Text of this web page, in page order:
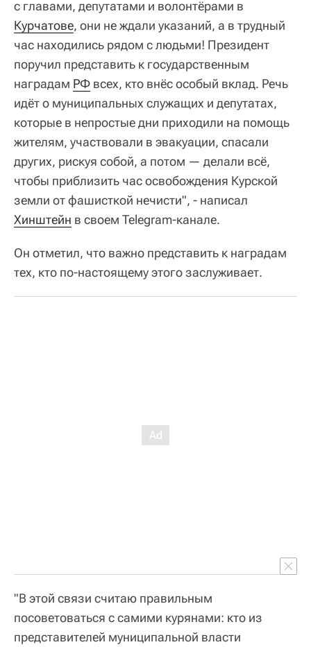
с главами, депутатами и волонтёрами в
Курчатове, они не ждали указаний, а в трудный
час находились рядом с людьми! Президент
поручил представить к государственным
наградам РФ всех, кто внёс особый вклад. Речь
идёт о муниципальных служащих и депутатах,
которые в непростые дни приходили на помощь
жителям, участвовали в эвакуации, спасали
других, рискуя собой, а потом — делали всё,
чтобы приблизить час освобождения Курской
земли от фашисткой нечисти", - написал
Хинштейн в своем Telegram-канале.
Он отметил, что важно представить к наградам
тех, кто по-настоящему этого заслуживает.
"В этой связи считаю правильным
посоветоваться с самими курянами: кто из
представителей муниципальной власти